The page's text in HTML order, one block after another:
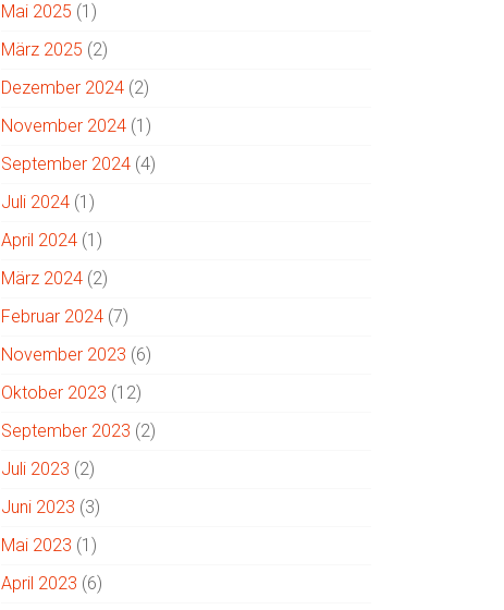
Mai 2025 (1)
März 2025 (2)
Dezember 2024 (2)
November 2024 (1)
September 2024 (4)
Juli 2024 (1)
April 2024 (1)
März 2024 (2)
Februar 2024 (7)
November 2023 (6)
Oktober 2023 (12)
September 2023 (2)
Juli 2023 (2)
Juni 2023 (3)
Mai 2023 (1)
April 2023 (6)